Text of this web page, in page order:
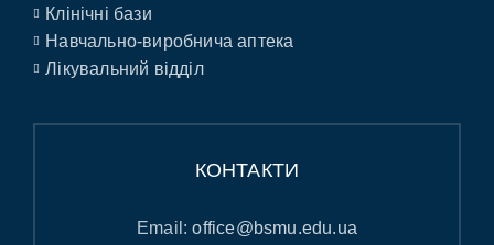
Клінічні бази
Навчально-виробнича аптека
Лікувальний відділ
КОНТАКТИ
Email:office@bsmu.edu.ua